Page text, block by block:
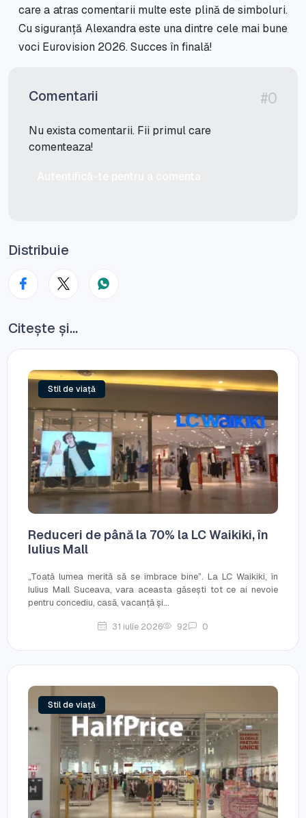
care a atras comentarii multe este plină de simboluri.
Cu siguranță Alexandra este una dintre cele mai bune
voci Eurovision 2026. Succes în finală!
Comentarii #0
Nu exista comentarii. Fii primul care
comenteaza!
Distribuie
Citește și...
Stil de viață
Reduceri de până la 70% la LC Waikiki, în
Iulius Mall
„Toată lumea merită să se imbrace bine”. La LC Waikiki, în
Iulius Mall Suceava, vara aceasta găsești tot ce ai nevoie
pentru concediu, casă, vacanță și...
31 iulie 2026 92 0
Stil de viață